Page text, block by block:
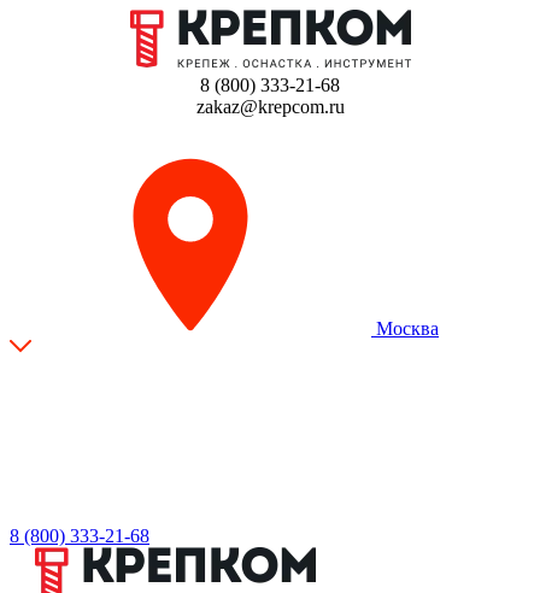
8 (800) 333-21-68
zakaz@krepcom.ru
Москва
8 (800) 333-21-68